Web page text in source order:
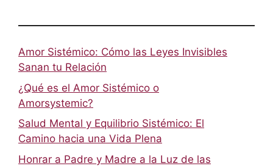
Amor Sistémico: Cómo las Leyes Invisibles
Sanan tu Relación
¿Qué es el Amor Sistémico o
Amorsystemic?
Salud Mental y Equilibrio Sistémico: El
Camino hacia una Vida Plena
Honrar a Padre y Madre a la Luz de las